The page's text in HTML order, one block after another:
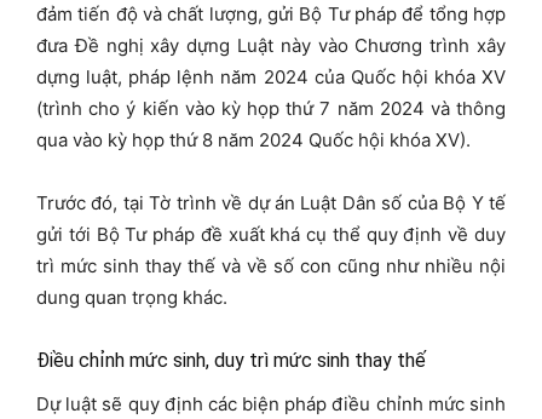
đảm tiến độ và chất lượng, gửi Bộ Tư pháp để tổng hợp
đưa Đề nghị xây dựng Luật này vào Chương trình xây
dựng luật, pháp lệnh năm 2024 của Quốc hội khóa XV
(trình cho ý kiến vào kỳ họp thứ 7 năm 2024 và thông
qua vào kỳ họp thứ 8 năm 2024 Quốc hội khóa XV).
Trước đó, tại Tờ trình về dự án Luật Dân số của Bộ Y tế
gửi tới Bộ Tư pháp đề xuất khá cụ thể quy định về duy
trì mức sinh thay thế và về số con cũng như nhiều nội
dung quan trọng khác.
Điều chỉnh mức sinh, duy trì mức sinh thay thế
Dự luật sẽ quy định các biện pháp điều chỉnh mức sinh